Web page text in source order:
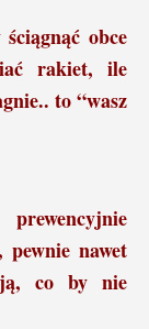
obce
rakiet, ile
to “wasz
nawet
co by nie